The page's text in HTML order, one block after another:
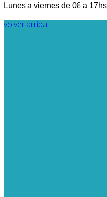
Lunes a viernes de 08 a 17hs
volver arriba